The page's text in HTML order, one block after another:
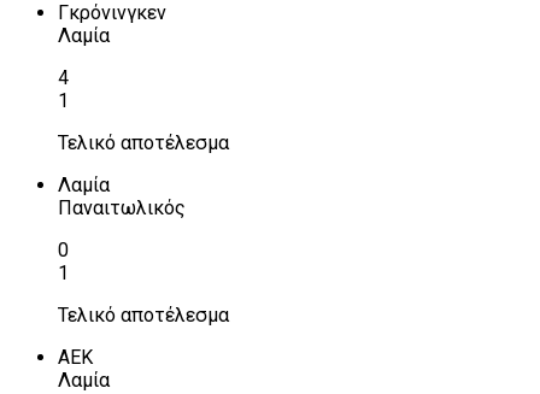
Γκρόνινγκεν
Λαμία
4
1
Τελικό αποτέλεσμα
Λαμία
Παναιτωλικός
0
1
Τελικό αποτέλεσμα
ΑΕΚ
Λαμία